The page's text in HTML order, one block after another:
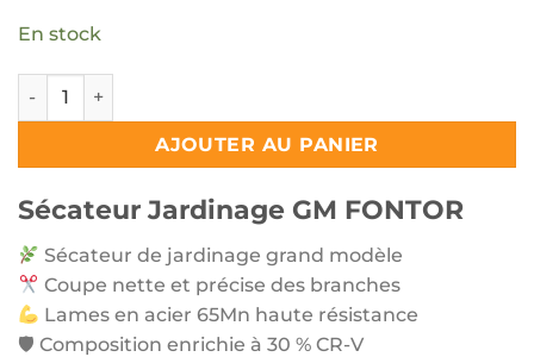
En stock
quantité de Sécateur Jardinage GM FONTOR
AJOUTER AU PANIER
Sécateur Jardinage GM FONTOR
Sécateur de jardinage grand modèle
Coupe nette et précise des branches
Lames en acier 65Mn haute résistance
🛡 Composition enrichie à 30 % CR-V